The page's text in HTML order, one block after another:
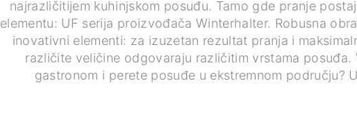
najrazličitijem kuhinjskom posuđu. Tamo gde pranje
elementu: UF serija proizvođača Winterhalter. Robusna
inovativni elementi: za izuzetan rezultat pranja i
različite veličine odgovaraju različitim vrstama posuđa.
gastronom i perete posuđe u ekstremnom području?